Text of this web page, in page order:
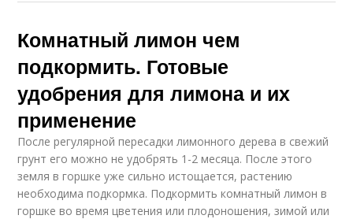
Комнатный лимон чем
подкормить. Готовые
удобрения для лимона и их
применение
После регулярной пересадки лимонного дерева в свежий
грунт его можно не удобрять 1-2 месяца. После этого
земля в горшке уже сильно истощается, растению
необходима подкормка. Подкормить комнатный лимон в
горшке во время цветения или плодоношения, зимой или